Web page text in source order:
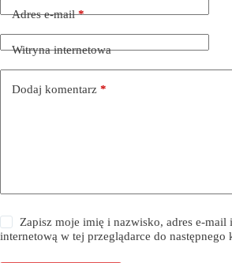
Adres e-mail*
Witryna internetowa
Dodaj komentarz *
Zapisz moje imię i nazwisko, adres e-mail
internetową w tej przeglądarce do następnego